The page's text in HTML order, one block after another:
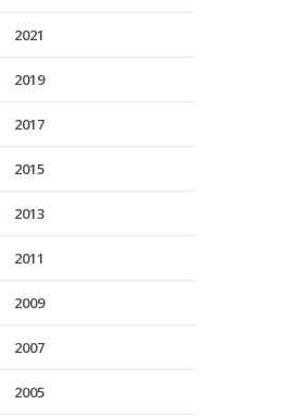
2021
2019
2017
2015
2013
2011
2009
2007
2005